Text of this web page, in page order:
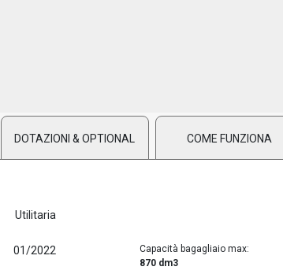
DOTAZIONI & OPTIONAL COME FUNZIONA
Utilitaria
01/2022
Capacità bagagliaio max:
870 dm3